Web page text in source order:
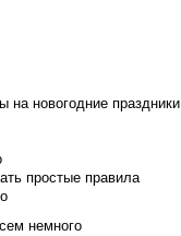
на новогодние праздники
простые правила
немного